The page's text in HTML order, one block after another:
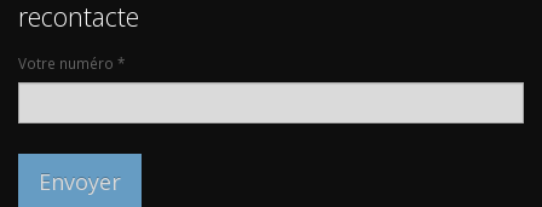
recontacte
Votre numéro *